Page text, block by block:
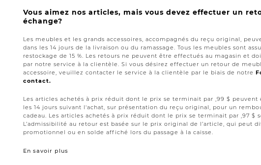
Vous aimez nos articles, mais vous devez effectuer un
échange?
Les meubles et les grands accessoires, accompagnés du reçu original,
dans les 14 jours de la livraison ou du ramassage. Tous les meubles sont
restockage de 15 %. Les retours ne peuvent être effectués au magasin et
par notre service à la clientèle. Si vous désirez effectuer un retour de
accessoire, veuillez contacter le service à la clientèle par le biais de notre
contact.
Les articles achetés à prix réduit dont le prix se terminait par ,99 $ peuvent
les 14 jours suivant l'achat, sur présentation du reçu original, pour un
cadeau. Les articles achetés à prix réduit dont le prix se terminait par ,97 $
L’admissibilité au retour est basée sur le prix original de l’article, qui peut
promotionnel ou en solde affiché lors du passage à la caisse.
En savoir plus